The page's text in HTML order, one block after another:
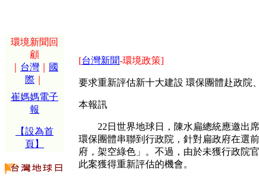
環境新聞回
顧
台灣
國
際
崔媽媽電子
報
【設為首
頁】
[台灣新聞-環境政策]
要求重新評估新十大建設 環保團體赴政院
本報訊
22日世界地球日，陳水扁總統應邀出席
環保團體串聯到行政院，針對扁政府在選
府，架空綠色」。不過，由於未獲行政院
此案獲得重新評估的機會。